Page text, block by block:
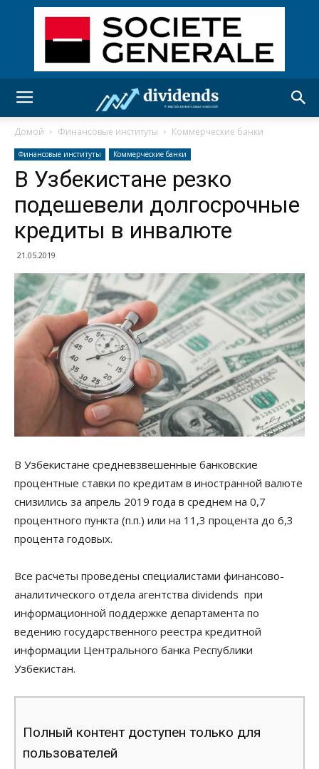
Домой Финансовые институты Коммерческие банки
Финансовые институты Коммерческие банки
В Узбекистане резко
подешевели долгосрочные
кредиты в инвалюте
21.05.2019
В Узбекистане средневзвешенные банковские
процентные ставки по кредитам в иностранной валюте
снизились за апрель 2019 года в среднем на 0,7
процентного пункта (п.п.) или на 11,3 процента до 6,3
процента годовых.
Все расчеты проведены специалистами финансово-
аналитического отдела агентства dividends при
информационной поддержке департамента по
ведению государственного реестра кредитной
информации Центрального банка Республики
Узбекистан.
Полный контент доступен только для
пользователей